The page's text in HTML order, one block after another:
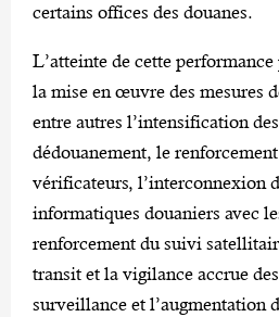
certains offices des douanes.
L’atteinte de cette
la mise en œuvre des mesures
entre autres l’intensification
dédouanement, le
vérificateurs, l’interconnexion
informatiques douaniers avec
renforcement du suivi
transit et la vigilance accrue
surveillance et l’augmentation